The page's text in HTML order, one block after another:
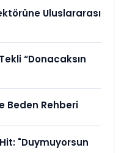
Uluslararası
“Donacaksın
Beden Rehberi
"Duymuyorsun